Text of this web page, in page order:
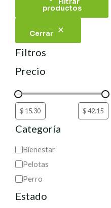
Filtrar
productos
Cerrar
Filtros
Precio
Categoría
Bienestar
Pelotas
Perro
Estado